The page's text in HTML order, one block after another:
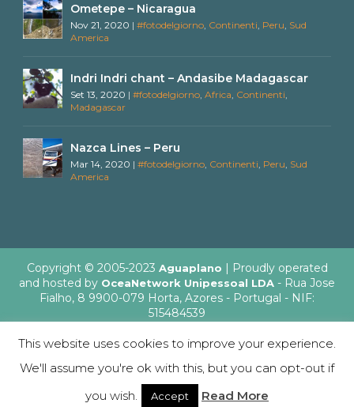
Ometepe – Nicaragua
Nov 21, 2020 |#fotodelgiorno Continenti Peru Sud
America
Indri Indri chant – Andasibe Madagascar
Set 13, 2020 |#fotodelgiorno ,Africa Continenti
Madagascar
Nazca Lines – Peru
Mar 14, 2020 |#fotodelgiorno Continenti Peru Sud
America
Copyright © 2005-2023 Aguaplano | Proudly operated
and hosted by OceaNetwork Unipessoal LDA - Rua Jose
Fialho, 8 9900-079 Horta, Azores - Portugal - NIF:
515484539
This website uses cookies to improve your experience.
We'll assume you're ok with this, but you can opt-out if
you wish.
Accept Read More
English Italiano